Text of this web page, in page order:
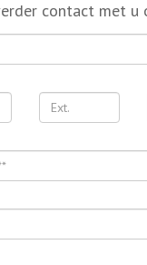
contact met u